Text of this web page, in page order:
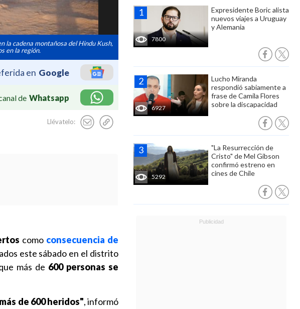
la cadena montañosa del Hindu Kush,
en la región.
en Google
de Whatsapp
Llévatelo:
7800
Expresidente Boric alista
nuevos viajes a Uruguay
y Alemania
6927
Lucho Miranda
respondió sabiamente a
frase de Camila Flores
sobre la discapacidad
5292
"La Resurrección de
Cristo" de Mel Gibson
confirmó estreno en
cines de Chile
como consecuencia de
este sábado en el distrito
más de 600 personas se
de 600 heridos", informó